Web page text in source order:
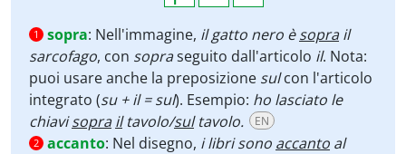
1 sopra: Nell'immagine, il gatto nero èsoprail
sarcofago, con sopraseguito dall'articolo il. Nota:
puoi usare anche la preposizione sulcon l'articolo
integrato (su + il = sul). Esempio: ho lasciato le
chiavisopra iltavolo/sultavolo. EN
2 accanto: Nel disegno, i libri sono accanto al